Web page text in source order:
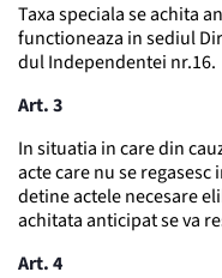
Taxa speciala se achita
functioneaza in sediul
dul Independentei nr.16.
Art. 3
In situatia in care din
acte care nu se
detine actele necesare
achitata anticipat se va
Art. 4